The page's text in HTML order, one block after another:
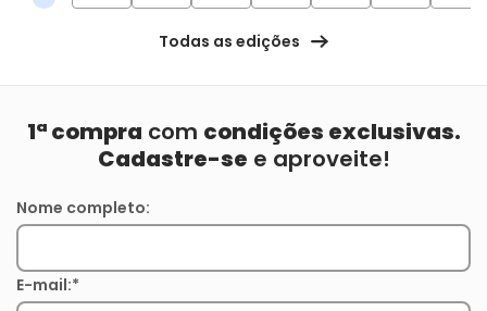
Todas as edições